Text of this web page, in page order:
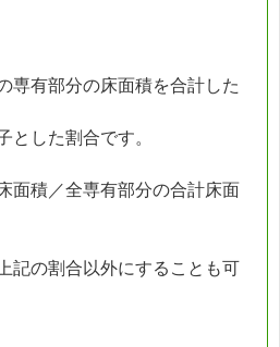
専有部分の床面積を合計した
とした割合です。
面積／全専有部分の合計床面
記の割合以外にすることも可